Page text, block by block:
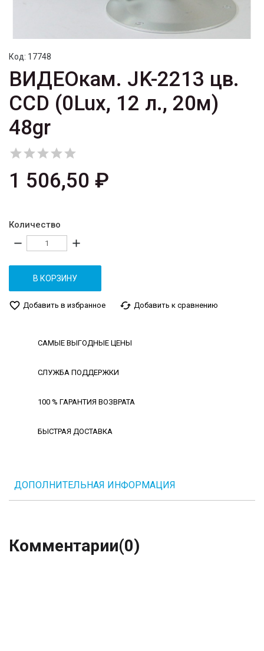
Код: 17748
ВИДЕОкам. JK-2213 цв.
CCD (0Lux, 12 л., 20м)
48gr

1 506,50 ₽
Количество
remove add
В КОРЗИНУ
favorite_border Добавить в избранное cached Добавить к сравнению
САМЫЕ ВЫГОДНЫЕ ЦЕНЫ
СЛУЖБА ПОДДЕРЖКИ
100 % ГАРАНТИЯ ВОЗВРАТА
БЫСТРАЯ ДОСТАВКА
ДОПОЛНИТЕЛЬНАЯ ИНФОРМАЦИЯ
Комментарии(0)